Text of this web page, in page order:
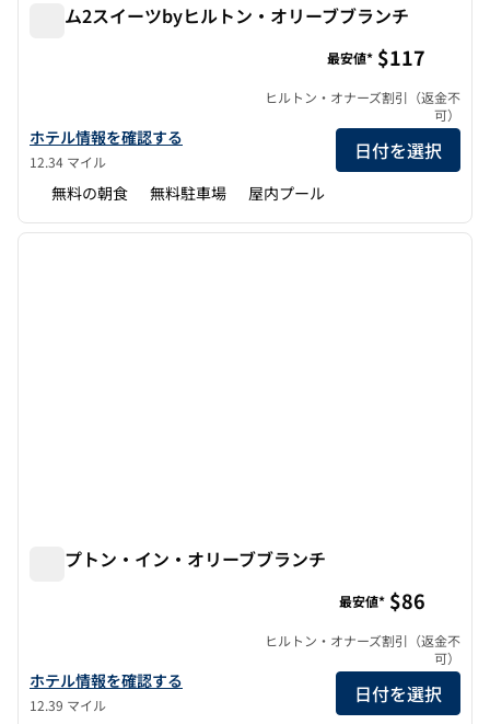
ホーム2スイーツbyヒルトン・オリーブブランチ
ホーム2スイーツbyヒルトン・オリーブブランチのホテルの詳細を
ホテル情報を確認する
12.34 マイル
最安値* $117
ヒルトン・オナーズ割引（返金不
可）
日付を選択
無料の朝食 無料駐車場 屋内プール
1/12
1/12
前の画像 次の
ハンプトン・イン・オリーブブランチ
ハンプトン・イン・オリーブブランチのホテルの詳細を見る
ホテル情報を確認する
12.39 マイル
最安値* $86
ヒルトン・オナーズ割引（返金不
可）
日付を選択